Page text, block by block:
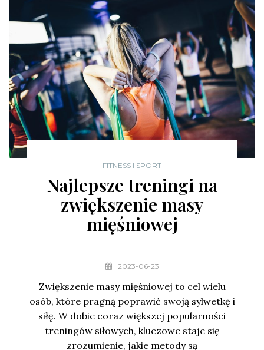
FITNESS I SPORT
Najlepsze treningi na
zwiększenie masy
mięśniowej
2023-06-23
Zwiększenie masy mięśniowej to cel wielu
osób, które pragną poprawić swoją sylwetkę i
siłę. W dobie coraz większej popularności
treningów siłowych, kluczowe staje się
zrozumienie, jakie metody są